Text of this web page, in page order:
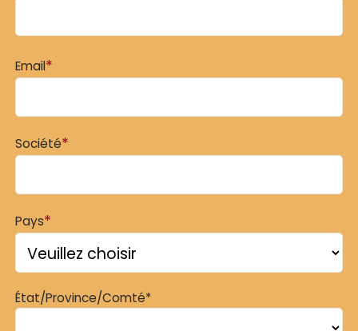
Email*
Société*
Pays*
État/Province/Comté*